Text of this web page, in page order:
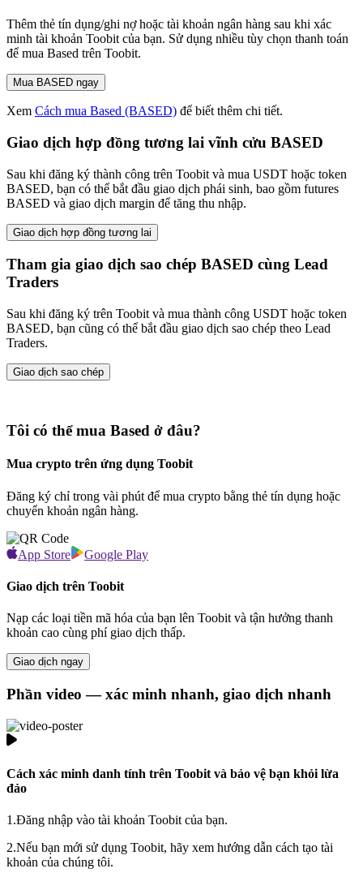
Thêm thẻ tín dụng/ghi nợ hoặc tài khoản ngân hàng sau khi xác
minh tài khoản Toobit của bạn. Sử dụng nhiều tùy chọn thanh toán
để mua Based trên Toobit.
Mua BASED ngay
Xem Cách mua Based (BASED) để biết thêm chi tiết.
Giao dịch hợp đồng tương lai vĩnh cửu BASED
Sau khi đăng ký thành công trên Toobit và mua USDT hoặc token
BASED, bạn có thể bắt đầu giao dịch phái sinh, bao gồm futures
BASED và giao dịch margin để tăng thu nhập.
Giao dịch hợp đồng tương lai
Tham gia giao dịch sao chép BASED cùng Lead
Traders
Sau khi đăng ký trên Toobit và mua thành công USDT hoặc token
BASED, bạn cũng có thể bắt đầu giao dịch sao chép theo Lead
Traders.
Giao dịch sao chép
Tôi có thể mua Based ở đâu?
Mua crypto trên ứng dụng Toobit
Đăng ký chỉ trong vài phút để mua crypto bằng thẻ tín dụng hoặc
chuyển khoản ngân hàng.
App Store Google Play
Giao dịch trên Toobit
Nạp các loại tiền mã hóa của bạn lên Toobit và tận hưởng thanh
khoản cao cùng phí giao dịch thấp.
Giao dịch ngay
Phần video — xác minh nhanh, giao dịch nhanh
Cách xác minh danh tính trên Toobit và bảo vệ bạn khỏi lừa
đảo
1.Đăng nhập vào tài khoản Toobit của bạn.
2.Nếu bạn mới sử dụng Toobit, hãy xem hướng dẫn cách tạo tài
khoản của chúng tôi.